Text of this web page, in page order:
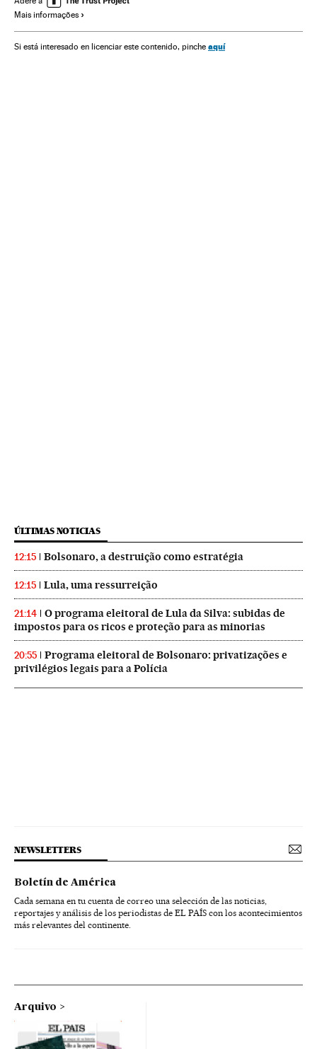
Mais informações
Si está interesado en licenciar este contenido, pinche aquí
ÚLTIMAS NOTICIAS
12:15 Bolsonaro, a destruição como estratégia
12:15 Lula, uma ressurreição
21:14
O programa eleitoral de Lula da Silva: subidas de
impostos para os ricos e proteção para as minorias
20:55
Programa eleitoral de Bolsonaro: privatizações e
privilégios legais para a Polícia
NEWSLETTERS
Boletín de América
Cada semana en tu cuenta de correo una selección de las noticias,
reportajes y análisis de los periodistas de EL PAÍS con los acontecimientos
más relevantes del continente.
Arquivo